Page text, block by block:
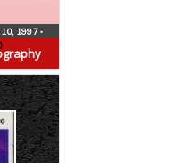
10, 1997•